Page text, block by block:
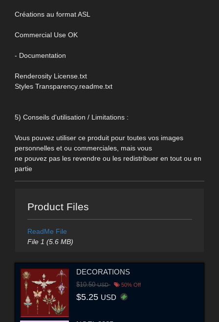
Créations au format ASL
Commercial Use OK
- Documentation
Renderosity License.txt
Styles Transparency.readme.txt
5) Conseils d'utilisation / Limitations :
Vous pouvez utiliser ce produit pour toutes vos images
personnelles et ou commerciales, mais vous
ne pouvez pas les revendre ou les redistribuer en tout ou en
partie
Product Files
ReadMe File
File 1 (5.6 MB)
DECORATIONS
$10.50USD 50% Off
$5.25 USD